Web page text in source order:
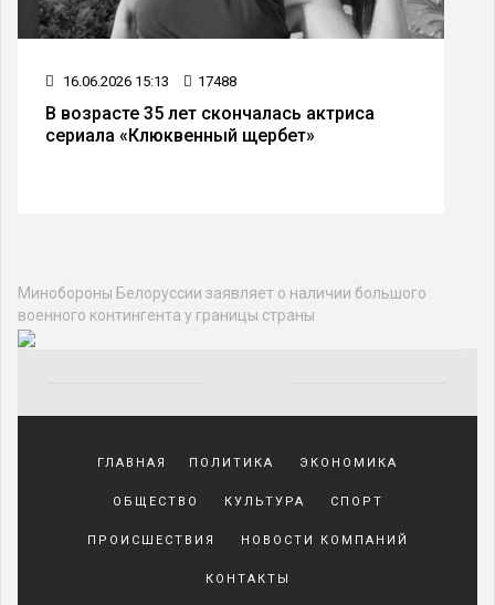
16.06.2026 15:13 17488
В возрасте 35 лет скончалась актриса
сериала «Клюквенный щербет»
Минобороны Белоруссии заявляет о наличии большого
военного контингента у границы страны
sürekli
beraber
geçirerek
harcadığı
ГЛАВНАЯ ПОЛИТИКА ЭКОНОМИКА
ОБЩЕСТВО КУЛЬТУРА СПОРТ
ПРОИСШЕСТВИЯ НОВОСТИ КОМПАНИЙ
КОНТАКТЫ